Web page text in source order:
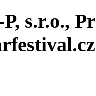
s.r.o.,